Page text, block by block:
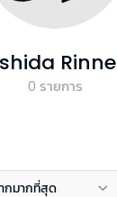
Rinne
0 รายการ
กมากที่สุด